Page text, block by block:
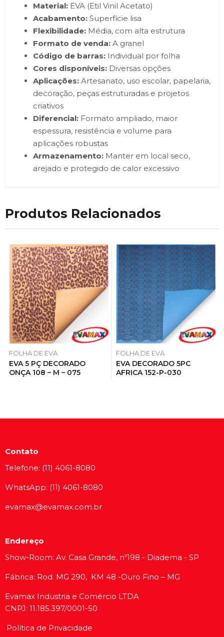
Material: EVA (Etil Vinil Acetato)
Acabamento: Superfície lisa
Flexibilidade: Média, com alta estrutura
Formato de venda: A granel
Código de barras: Individual por folha
Cores disponíveis: Diversas opções
Aplicações: Artesanato, uso escolar, papelaria,
decoração, peças estruturadas e projetos
criativos
Diferencial: Formato ampliado, maior
espessura, resistência e volume para
aplicações robustas
Armazenamento: Manter em local seco,
arejado e protegido de calor excessivo
Produtos Relacionados
FOLHA DE EVA
EVA 5 PÇ DECORADO
ONÇA 108 – M – 075
FOLHA DE EVA
EVA DECORADO 5PC
AFRICA 152-P-030
Contato
Telefone: (11) 4061-8080
WhatsApp: (11) 4061-8080
evamax@evamax.com.br
Endereço
Show-Room: Av. Casa Grande, nº198 - Diadema - SP
Fábrica: Rod. MG 290, KM 48 -Ouro Fino – MG
Evamax Industria e Comércio LTDA
CNPJ: 11.185.397/0001-50
Política de Privacidade